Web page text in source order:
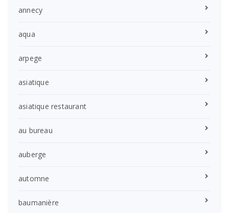
annecy
aqua
arpege
asiatique
asiatique restaurant
au bureau
auberge
automne
baumanière